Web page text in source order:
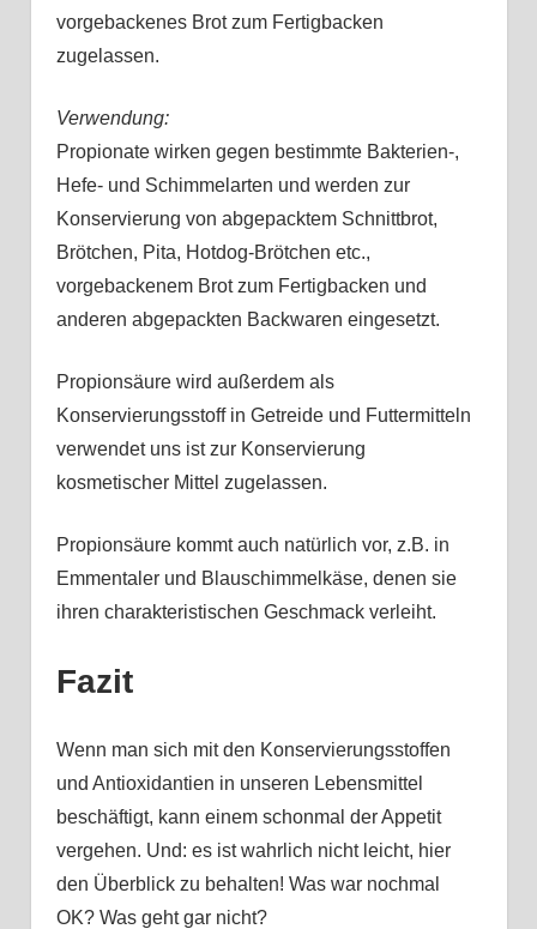
vorgebackenes Brot zum Fertigbacken
zugelassen.
Verwendung:
Propionate wirken gegen bestimmte Bakterien-,
Hefe- und Schimmelarten und werden zur
Konservierung von abgepacktem Schnittbrot,
Brötchen, Pita, Hotdog-Brötchen etc.,
vorgebackenem Brot zum Fertigbacken und
anderen abgepackten Backwaren eingesetzt.
Propionsäure wird außerdem als
Konservierungsstoff in Getreide und Futtermitteln
verwendet uns ist zur Konservierung
kosmetischer Mittel zugelassen.
Propionsäure kommt auch natürlich vor, z.B. in
Emmentaler und Blauschimmelkäse, denen sie
ihren charakteristischen Geschmack verleiht.
Fazit
Wenn man sich mit den Konservierungsstoffen
und Antioxidantien in unseren Lebensmittel
beschäftigt, kann einem schonmal der Appetit
vergehen. Und: es ist wahrlich nicht leicht, hier
den Überblick zu behalten! Was war nochmal
OK? Was geht gar nicht?